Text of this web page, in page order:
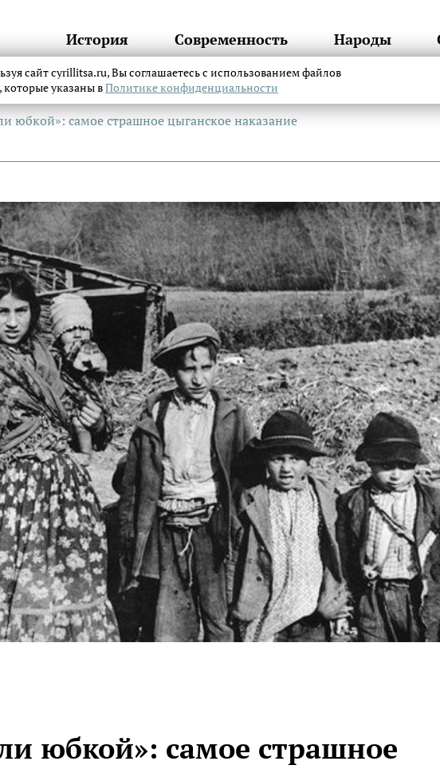
История Современность Народы
юбкой»: самое страшное цыганское наказание
юбкой»: самое страшное
сайт cyrillitsa.ru, Вы соглашаетесь с использованием файлов
которые указаны вПолитике конфиденциальности